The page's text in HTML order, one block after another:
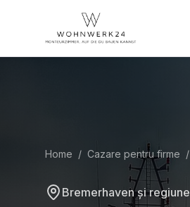
Home / Cazare pentru firme /
Bremerhaven și